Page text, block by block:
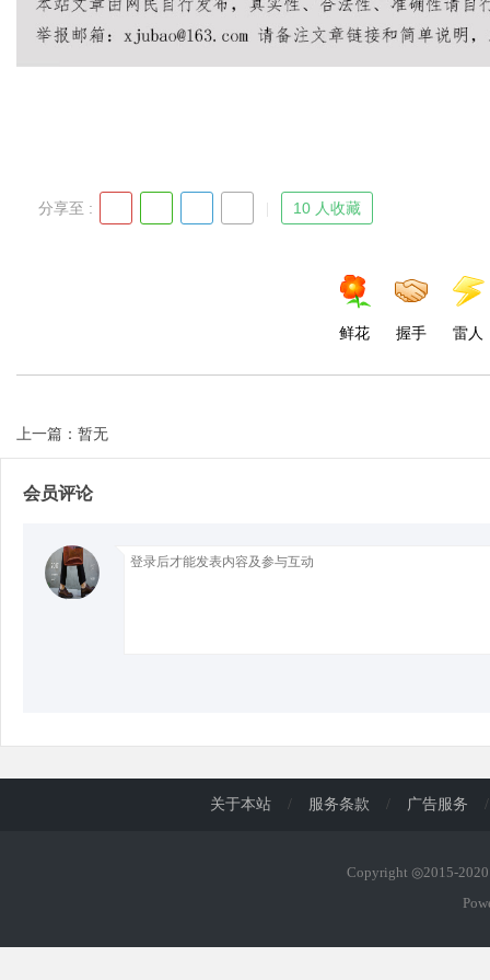
分享至 : 10 人收藏
鲜花 握手 雷人
上一篇：暂无
会员评论
关于本站 / 服务条款 / 广告服务 /
Copyright ◎2015-